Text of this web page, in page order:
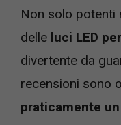
Non solo potenti
delle luci LED
divertente da
recensioni sono
praticamente